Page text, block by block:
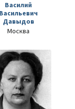
Василий
Васильевич
Давыдов
Москва